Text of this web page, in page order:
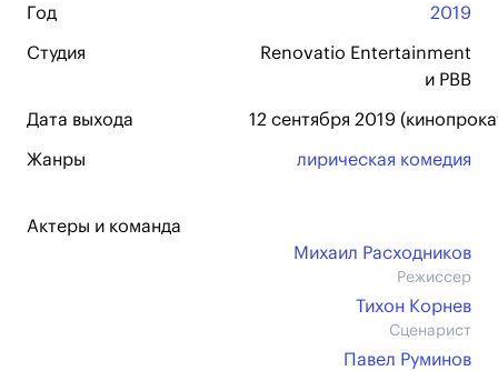
Год 2019
Студия
Renovatio Entertainment
и РВВ
Дата выхода 12 сентября 2019
Жанры лирическая комедия
Актеры и команда
Михаил Расходников
Режиссер
Тихон Корнев
Сценарист
Павел Руминов